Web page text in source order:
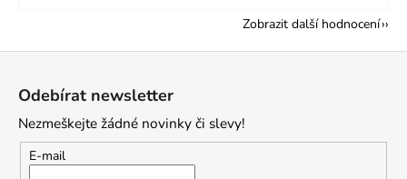
Zobrazit další hodnocení
Odebírat newsletter
Nezmeškejte žádné novinky či slevy!
E-mail